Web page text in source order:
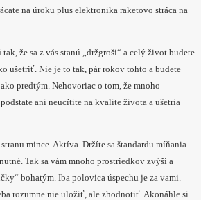
na úroku plus elektronika raketovo stráca na
že sa z vás stanú „držgroši“ a celý život budete
ušetriť. Nie je to tak, pár rokov tohto a budete
predtým. Nehovoriac o tom, že mnoho
ani neucítite na kvalite života a ušetria
mince. Aktíva. Držíte sa štandardu míňania
Tak sa vám mnoho prostriedkov zvýši a
bohatým. Iba polovica úspechu je za vami.
rozumne nie uložiť, ale zhodnotiť. Akonáhle si